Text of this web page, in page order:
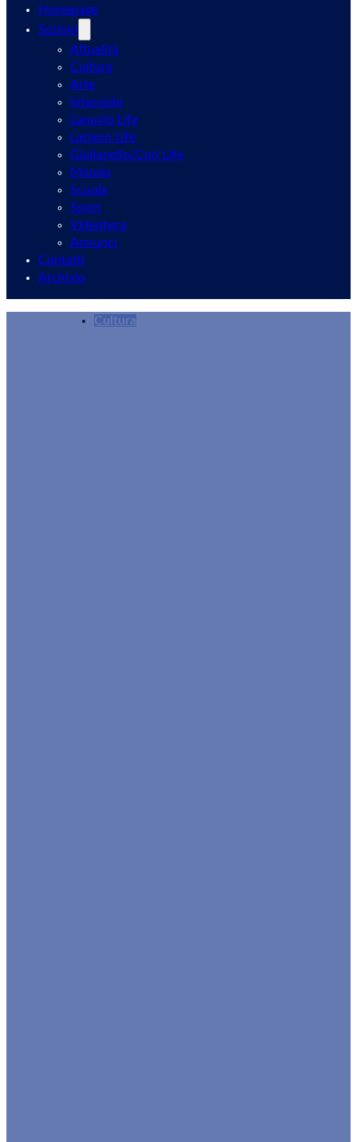
Homepage
Sezioni
Attualità
Cultura
Arte
Interviste
Lanuvio Life
Lariano Life
Giulianello/Cori Life
Mondo
Scuola
Sport
Videoteca
Annunci
Contatti
Archivio
Cultura